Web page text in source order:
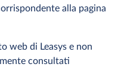
alla pagina
web di Leasys e non
consultati